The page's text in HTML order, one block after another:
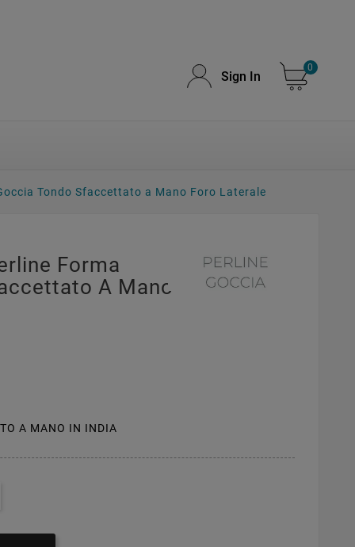
Sign In
0
Tondo Sfaccettato a Mano Foro Laterale
Forma
A Mano
A MANO IN INDIA